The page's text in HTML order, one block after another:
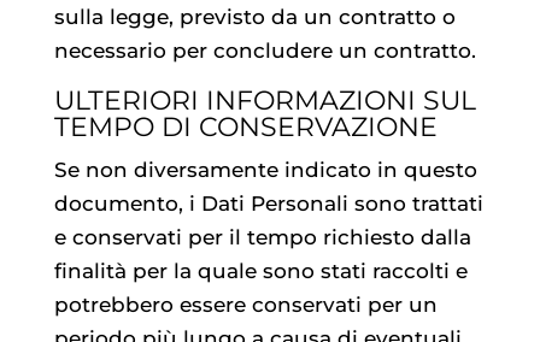
sulla legge, previsto da un contratto o
necessario per concludere un contratto.
ULTERIORI INFORMAZIONI SUL
TEMPO DI CONSERVAZIONE
Se non diversamente indicato in questo
documento, i Dati Personali sono trattati
e conservati per il tempo richiesto dalla
finalità per la quale sono stati raccolti e
potrebbero essere conservati per un